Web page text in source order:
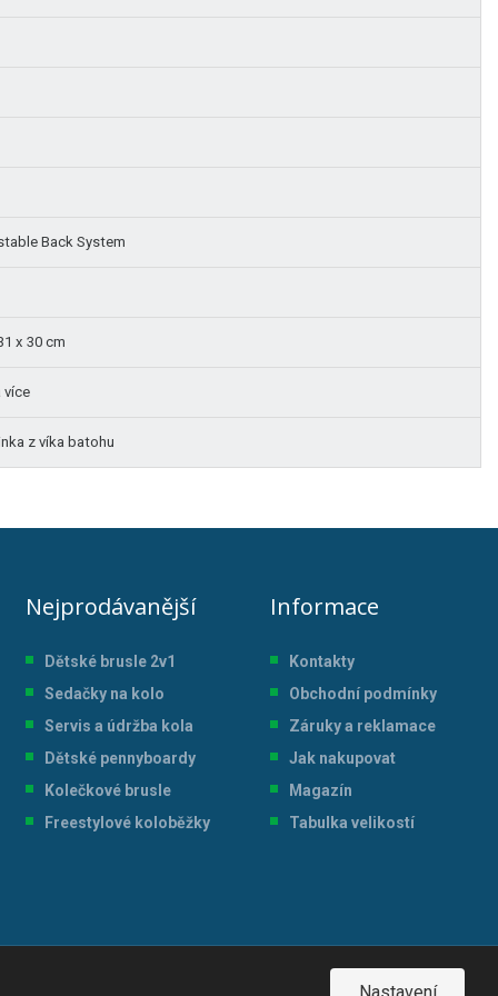
Back System
x 30 cm
více
z víka batohu
Nejprodávanější
Dětské brusle 2v1
Sedačky na kolo
Servis a údržba kola
Dětské pennyboardy
Kolečkové brusle
Freestylové koloběžky
Informace
Kontakty
Obchodní podmínky
Záruky a reklamace
Jak nakupovat
Magazín
Tabulka velikostí